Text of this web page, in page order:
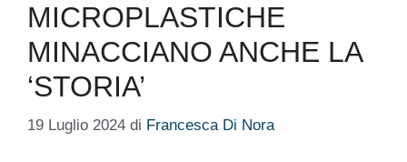
MICROPLASTICHE
MINACCIANO ANCHE LA
‘STORIA’
19 Luglio 2024 di Francesca Di Nora